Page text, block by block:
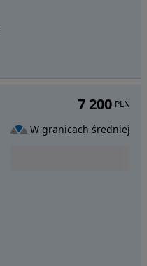
7 200 PLN
W granicach średniej